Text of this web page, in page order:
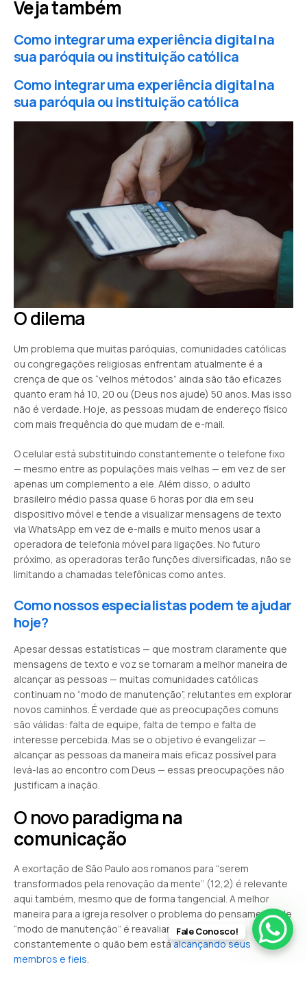
Veja também
Como integrar uma experiência digital na
sua paróquia ou instituição católica
Como integrar uma experiência digital na
sua paróquia ou instituição católica
O dilema
Um problema que muitas paróquias, comunidades católicas
ou congregações religiosas enfrentam atualmente é a
crença de que os “velhos métodos” ainda são tão eficazes
quanto eram há 10, 20 ou (Deus nos ajude) 50 anos. Mas isso
não é verdade. Hoje, as pessoas mudam de endereço físico
com mais frequência do que mudam de e-mail.
O celular está substituindo constantemente o telefone fixo
— mesmo entre as populações mais velhas — em vez de ser
apenas um complemento a ele. Além disso, o adulto
brasileiro médio passa quase 6 horas por dia em seu
dispositivo móvel e tende a visualizar mensagens de texto
via WhatsApp em vez de e-mails e muito menos usar a
operadora de telefonia móvel para ligações. No futuro
próximo, as operadoras terão funções diversificadas, não se
limitando a chamadas telefônicas como antes.
Como nossos especialistas podem te ajudar
hoje?
Apesar dessas estatísticas — que mostram claramente que
mensagens de texto e voz se tornaram a melhor maneira de
alcançar as pessoas — muitas comunidades católicas
continuam no “modo de manutenção”, relutantes em explorar
novos caminhos. É verdade que as preocupações comuns
são válidas: falta de equipe, falta de tempo e falta de
interesse percebida. Mas se o objetivo é evangelizar —
alcançar as pessoas da maneira mais eficaz possível para
levá-las ao encontro com Deus — essas preocupações não
justificam a inação.
O novo paradigmana
comunicação
A exortação de São Paulo aos romanos para “serem
transformados pela renovação da mente” (12,2) é relevante
aqui também, mesmo que de forma tangencial. A melhor
maneira para a igreja resolver o problema do pensamento de
“modo de manutenção” é reavaliar e renovar
constantemente o quão bem estáalcançando seus
membros e fieis.
Fale Conosco!